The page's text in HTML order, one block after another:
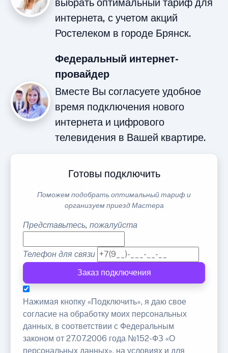
выбрать оптимальный тариф для
интернета, с учетом акций
Ростелеком в городе Брянск.
Федеральный интернет-
провайдер
Вместе Вы согласуете удобное
время подключения нового
интернета и цифрового
телевидения в Вашей квартире.
Готовы подключить
Поможем подобрать оптимальный тариф и
организуем приезд Мастера
Представьтесь, пожалуйста
Телефон для связи
Заказ подключения
Нажимая кнопку «Подключить», я даю свое
согласие на обработку моих персональных
данных, в соответствии с Федеральным
законом от 27.07.2006 года №152-ФЗ «О
персональных данных», на условиях и для